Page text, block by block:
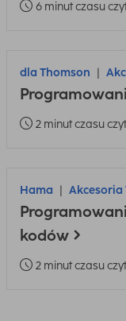
6 minut czasu
dla Thomson
2 minut czasu
Hama Akcesoria
kodów
2 minut czasu